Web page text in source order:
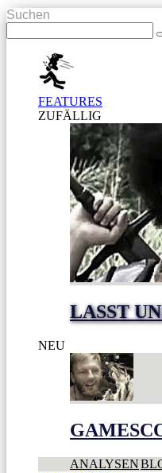
Suchen
FEATURES
ZUFÄLLIG
LASST
NEU
ANALYSEN